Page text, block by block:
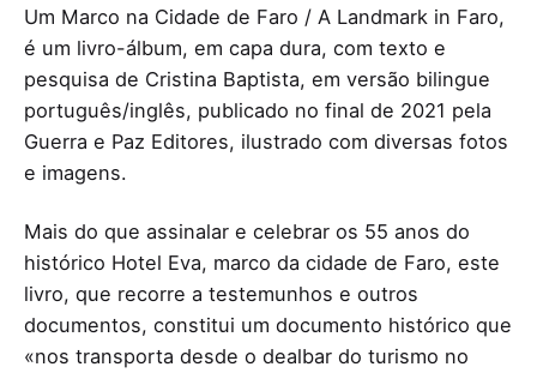
Um Marco na Cidade de Faro / A Landmark in Faro,
é um livro-álbum, em capa dura, com texto e
pesquisa de Cristina Baptista, em versão bilingue
português/inglês, publicado no final de 2021 pela
Guerra e Paz Editores, ilustrado com diversas fotos
e imagens.
Mais do que assinalar e celebrar os 55 anos do
histórico Hotel Eva, marco da cidade de Faro, este
livro, que recorre a testemunhos e outros
documentos, constitui um documento histórico que
«nos transporta desde o dealbar do turismo no